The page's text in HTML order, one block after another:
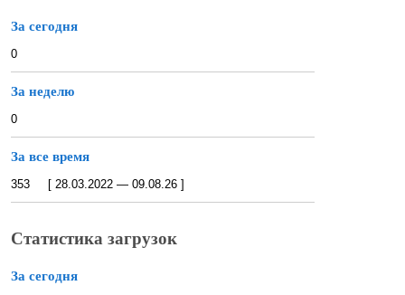
За сегодня
0
За неделю
0
За все время
353 [ 28.03.2022 — 09.08.26 ]
Статистика загрузок
За сегодня